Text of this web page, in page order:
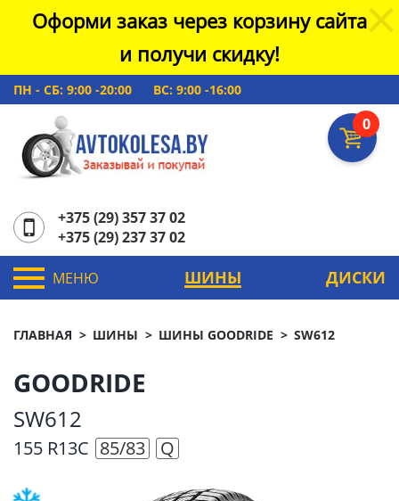
Оформи заказ через корзину сайта
и получи скидку!
ПН - СБ: 9:00 -20:00 ВС: 9:00 -16:00
0
+375 (29) 357 37 02
+375 (29) 237 37 02
МЕНЮ ШИНЫ ДИСКИ
ГЛАВНАЯ ШИНЫ ШИНЫ GOODRIDE SW612
GOODRIDE
SW612
155 R13C 85/83 Q